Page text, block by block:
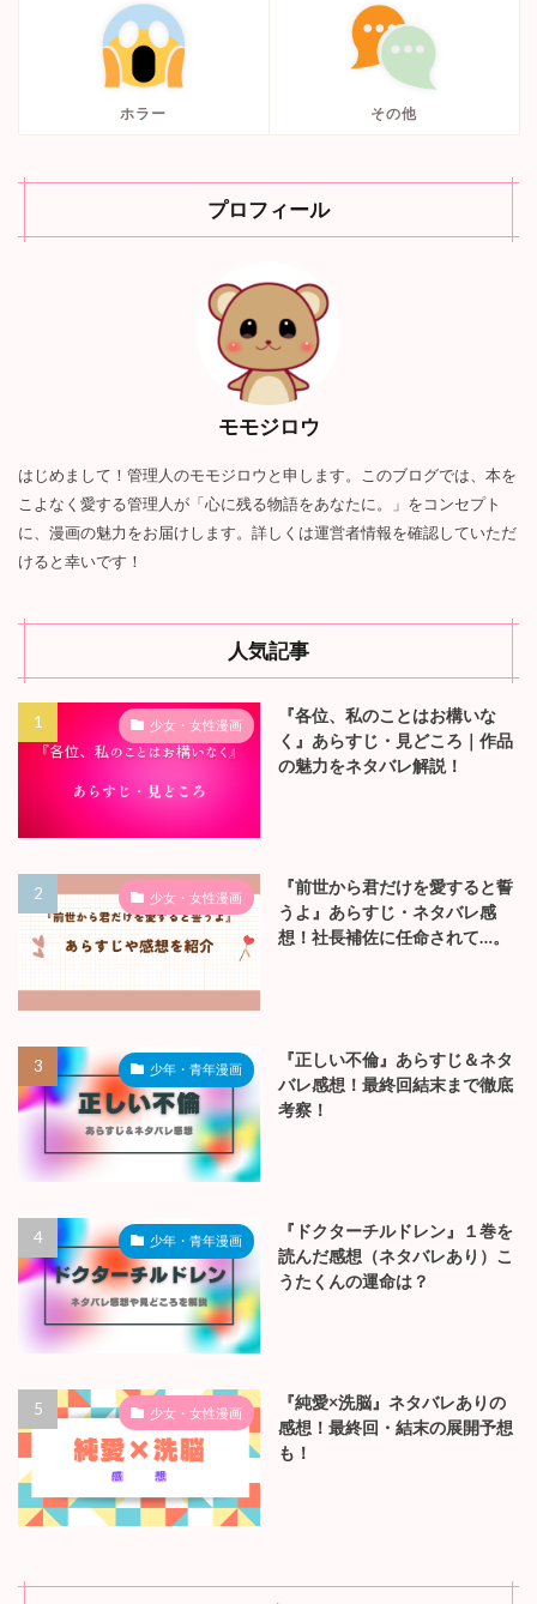
ホラー その他
プロフィール
モモジロウ
はじめまして！管理人のモモジロウと申します。このブログでは、本を
こよなく愛する管理人が「心に残る物語をあなたに。」をコンセプト
に、漫画の魅力をお届けします。詳しくは運営者情報を確認していただ
けると幸いです！
人気記事
少女・女性漫画
『各位、私のことはお構いな
く』あらすじ・見どころ｜作品
の魅力をネタバレ解説！
少女・女性漫画
『前世から君だけを愛すると誓
うよ』あらすじ・ネタバレ感
想！社長補佐に任命されて…。
少年・青年漫画
『正しい不倫』あらすじ＆ネタ
バレ感想！最終回結末まで徹底
考察！
少年・青年漫画
『ドクターチルドレン』１巻を
読んだ感想（ネタバレあり）こ
うたくんの運命は？
少女・女性漫画
『純愛×洗脳』ネタバレありの
感想！最終回・結末の展開予想
も！